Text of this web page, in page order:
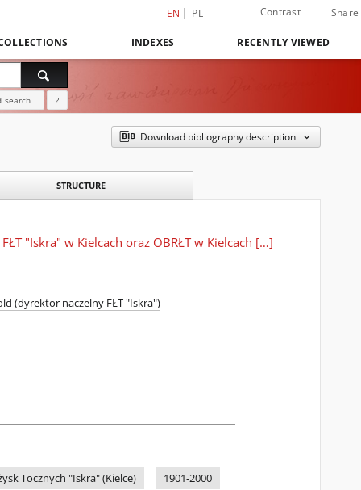
EN PL Contrast Share
INDEXES RECENTLY VIEWED
search ?
Download bibliography description
STRUCTURE
"Iskra" w Kielcach oraz OBRŁT w Kielcach […]
(dyrektor naczelny FŁT "Iskra")
Tocznych "Iskra" (Kielce) 1901-2000